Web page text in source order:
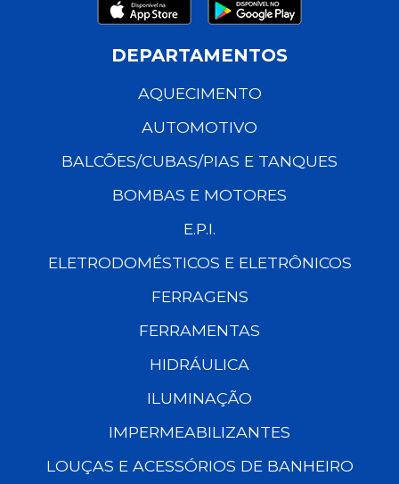
DEPARTAMENTOS
AQUECIMENTO
AUTOMOTIVO
BALCÕES/CUBAS/PIAS E TANQUES
BOMBAS E MOTORES
E.P.I.
ELETRODOMÉSTICOS E ELETRÔNICOS
FERRAGENS
FERRAMENTAS
HIDRÁULICA
ILUMINAÇÃO
IMPERMEABILIZANTES
LOUÇAS E ACESSÓRIOS DE BANHEIRO